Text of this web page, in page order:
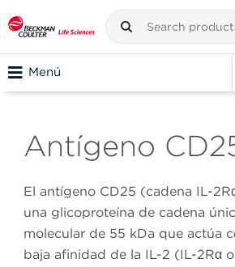
Menú
Antígeno
El antígeno CD25 (cadena IL-
una glicoproteína de cadena
molecular de 55 kDa que actúa
baja afinidad de la IL-2 (IL-2Rα